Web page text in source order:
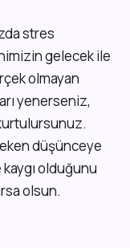
stres
gelecek ile
olmayan
yenerseniz,
düşünceye
olduğunu
olsun.